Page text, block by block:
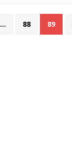
… 88 89